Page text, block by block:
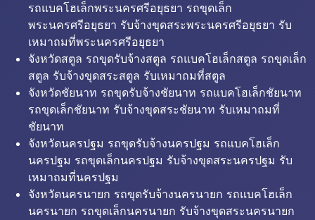
รถแบคโฮเล็กพระนครศรีอยุธยา รถขุดเล็ก
พระนครศรีอยุธยา รับจ้างขุดสระพระนครศรีอยุธยา รับ
เหมาถมที่พระนครศรีอยุธยา
จังหวัดสตูล รถขุดรับจ้างสตูล รถแบคโฮเล็กสตูล รถขุดเล็ก
สตูล รับจ้างขุดสระสตูล รับเหมาถมที่สตูล
จังหวัดชัยนาท รถขุดรับจ้างชัยนาท รถแบคโฮเล็กชัยนาท
รถขุดเล็กชัยนาท รับจ้างขุดสระชัยนาท รับเหมาถมที่
ชัยนาท
จังหวัดนครปฐม รถขุดรับจ้างนครปฐม รถแบคโฮเล็ก
นครปฐม รถขุดเล็กนครปฐม รับจ้างขุดสระนครปฐม รับ
เหมาถมที่นครปฐม
จังหวัดนครนายก รถขุดรับจ้างนครนายก รถแบคโฮเล็ก
นครนายก รถขุดเล็กนครนายก รับจ้างขุดสระนครนายก